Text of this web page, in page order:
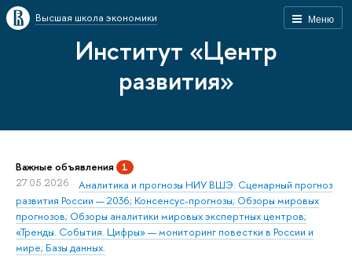
Меню
Высшая школа экономики
Институт «Центр
развития»
Важные объявления 1
27.05.2026
Аналитика и прогнозы НИУ ВШЭ: Сценарный прогноз
развития России — 2036; Консенсус-прогнозы; Обзоры мировых
прогнозов; Обзоры аналитики мировых экспертных центров;
«Тренды. События. Цифры» — мониторинг повестки в России и
мире; Базы данных.